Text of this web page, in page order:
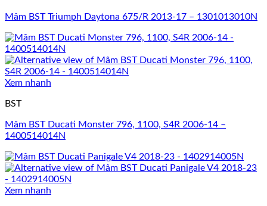
Mâm BST Triumph Daytona 675/R 2013-17 – 1301013010N
Xem nhanh
BST
Mâm BST Ducati Monster 796, 1100, S4R 2006-14 –
1400514014N
Xem nhanh